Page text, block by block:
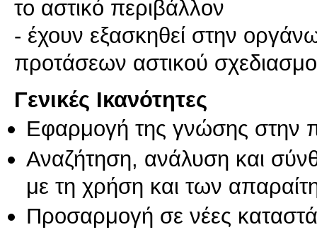
το αστικό περιβάλλον
- έχουν εξασκηθεί στην
Γενικές Ικανότητες
Εφαρμογή της γνώσης στην
Αναζήτηση, ανάλυση και
με τη χρήση και των
Προσαρμογή σε νέες